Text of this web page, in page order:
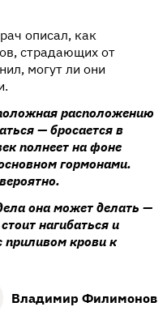
описал, как
страдающих от
могут ли они
расположению
— бросается в
полнеет на фоне
гормонами.
она может делать —
нагибаться и
приливом крови к
Владимир Филимонов